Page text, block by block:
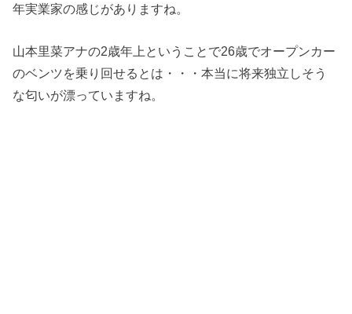
年実業家の感じがありますね。
山本里菜アナの2歳年上ということで26歳でオープンカー
のベンツを乗り回せるとは・・・本当に将来独立しそう
な匂いが漂っていますね。